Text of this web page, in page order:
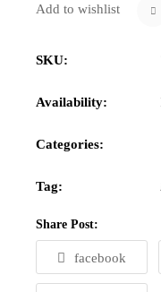
Add to wishlist
SKU:
Availability:
Categories:
Tag:
Share Post:
facebook